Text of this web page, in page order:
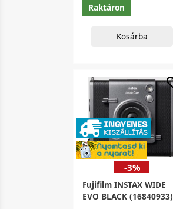
Raktáron
Kosárba
-3%
Fujifilm INSTAX WIDE
EVO BLACK (16840933)